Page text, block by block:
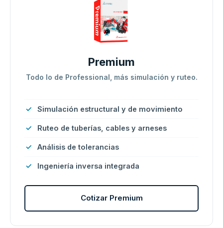
Premium
Todo lo de Professional, más simulación y ruteo.
Simulación estructural y de movimiento
Ruteo de tuberías, cables y arneses
Análisis de tolerancias
Ingeniería inversa integrada
Cotizar Premium